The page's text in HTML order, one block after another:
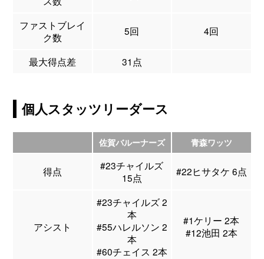
ファストブレイ
ク数
5回 4回
最大得点差 31点
個人スタッツリーダース
佐賀バルーナーズ 青森ワッツ
得点
#23チャイルズ
15点
#22ヒサタケ 6点
アシスト
#23チャイルズ 2
本
#55ハレルソン 2
本
#60チェイス 2本
#1ケリー 2本
#12池田 2本